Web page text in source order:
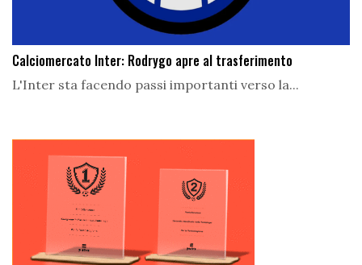
Calciomercato Inter: Rodrygo apre al trasferimento
L'Inter sta facendo passi importanti verso la...